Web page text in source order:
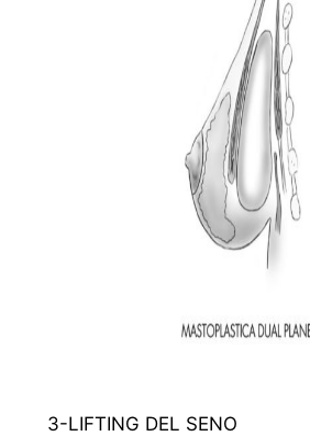
3-LIFTING DEL SENO